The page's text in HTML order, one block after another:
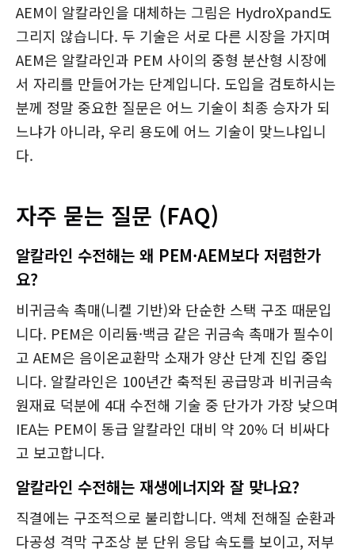
AEM이 알칼라인을 대체하는 그림은 HydroXpand도
그리지 않습니다. 두 기술은 서로 다른 시장을 가지며
AEM은 알칼라인과 PEM 사이의 중형 분산형 시장에
서 자리를 만들어가는 단계입니다. 도입을 검토하시는
분께 정말 중요한 질문은 어느 기술이 최종 승자가 되
느냐가 아니라, 우리 용도에 어느 기술이 맞느냐입니
다.
자주 묻는 질문 (FAQ)
알칼라인 수전해는 왜 PEM·AEM보다 저렴한가
요?
비귀금속 촉매(니켈 기반)와 단순한 스택 구조 때문입
니다. PEM은 이리듐·백금 같은 귀금속 촉매가 필수이
고 AEM은 음이온교환막 소재가 양산 단계 진입 중입
니다. 알칼라인은 100년간 축적된 공급망과 비귀금속
원재료 덕분에 4대 수전해 기술 중 단가가 가장 낮으며
IEA는 PEM이 동급 알칼라인 대비 약 20% 더 비싸다
고 보고합니다.
알칼라인 수전해는 재생에너지와 잘 맞나요?
직결에는 구조적으로 불리합니다. 액체 전해질 순환과
다공성 격막 구조상 분 단위 응답 속도를 보이고, 저부